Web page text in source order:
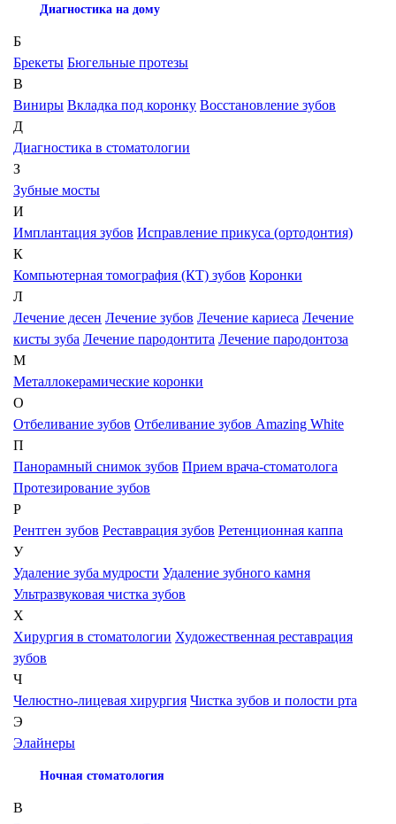
Диагностика на дому
Б
Брекеты Бюгельные протезы
В
Виниры Вкладка под коронку Восстановление зубов
Д
Диагностика в стоматологии
З
Зубные мосты
И
Имплантация зубов Исправление прикуса (ортодонтия)
К
Компьютерная томография (КТ) зубов Коронки
Л
Лечение десен Лечение зубов Лечение кариеса Лечение
кисты зуба Лечение пародонтита Лечение пародонтоза
М
Металлокерамические коронки
О
Отбеливание зубов Отбеливание зубов Amazing White
П
Панорамный снимок зубов Прием врача-стоматолога
Протезирование зубов
Р
Рентген зубов Реставрация зубов Ретенционная каппа
У
Удаление зуба мудрости Удаление зубного камня
Ультразвуковая чистка зубов
Х
Хирургия в стоматологии Художественная реставрация
зубов
Ч
Челюстно-лицевая хирургия Чистка зубов и полости рта
Э
Элайнеры
Ночная стоматология
В